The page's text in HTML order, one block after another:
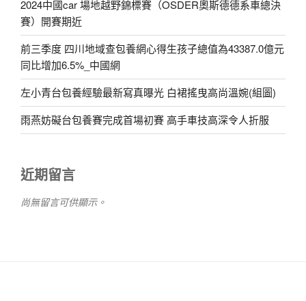
2024中國car 場地越野錦標賽（OSDER奧斯德德系車總決
賽）開賽期近
前三季度 四川地域查包養網心得生孩子總值為43387.0億元
同比增加6.5%_中國網
左小青台包養經驗最新寫真曝光 白裙搖曳高尚溫婉(組圖)
雨燕妨礙台包養賽完成首場初賽 高手車技高深令人折服
近期留言
尚無留言可供顯示。